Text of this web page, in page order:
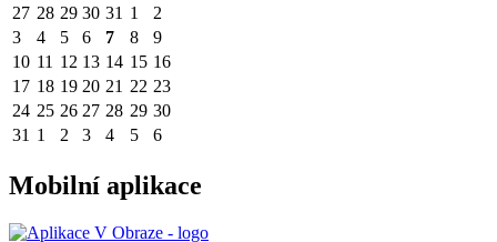
27 28 29 30 31 1
2
3
4 5 6 7 8
9
10 11 12 13 14 15 16
17 18 19 20 21 22 23
24 25 26 27 28 29 30
31 1 2 3 4 5 6
Mobilní aplikace